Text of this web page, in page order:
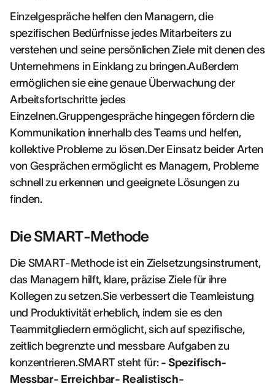
Einzelgespräche helfen den Managern, die
spezifischen Bedürfnisse jedes Mitarbeiters zu
verstehen und seine persönlichen Ziele mit denen des
Unternehmens in Einklang zu bringen.Außerdem
ermöglichen sie eine genaue Überwachung der
Arbeitsfortschritte jedes
Einzelnen.Gruppengespräche hingegen fördern die
Kommunikation innerhalb des Teams und helfen,
kollektive Probleme zu lösen.Der Einsatz beider Arten
von Gesprächen ermöglicht es Managern, Probleme
schnell zu erkennen und geeignete Lösungen zu
finden.
Die SMART-Methode
Die SMART-Methode ist ein Zielsetzungsinstrument,
das Managern hilft, klare, präzise Ziele für ihre
Kollegen zu setzen.Sie verbessert die Teamleistung
und Produktivität erheblich, indem sie es den
Teammitgliedern ermöglicht, sich auf spezifische,
zeitlich begrenzte und messbare Aufgaben zu
konzentrieren.SMART steht für: - Spezifisch-
Messbar- Erreichbar- Realistisch-